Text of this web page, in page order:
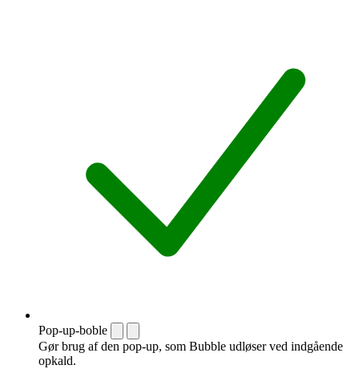
Pop-up-boble
Gør brug af den pop-up, som Bubble udløser ved indgående
opkald.